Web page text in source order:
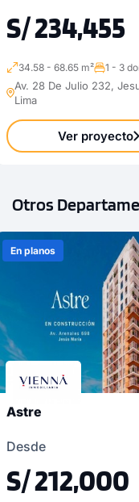
S/ 234,455
34.58 - 68.65 m² 1 - 3
Av. 28 De Julio 232,
Lima
Ver proyecto
Otros
En planos
Astre
Desde
S/ 212,000